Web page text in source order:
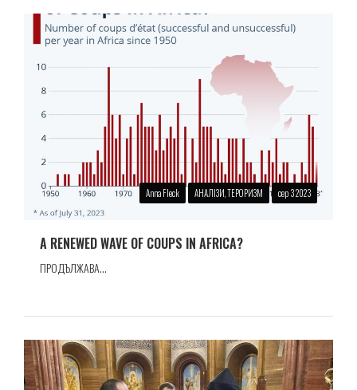
Anna Fleck АНАЛІЗИ, ТЕРОРИЗМ сер 3 2023
A RENEWED WAVE OF COUPS IN AFRICA?
ПРОДЪЛЖАВА...